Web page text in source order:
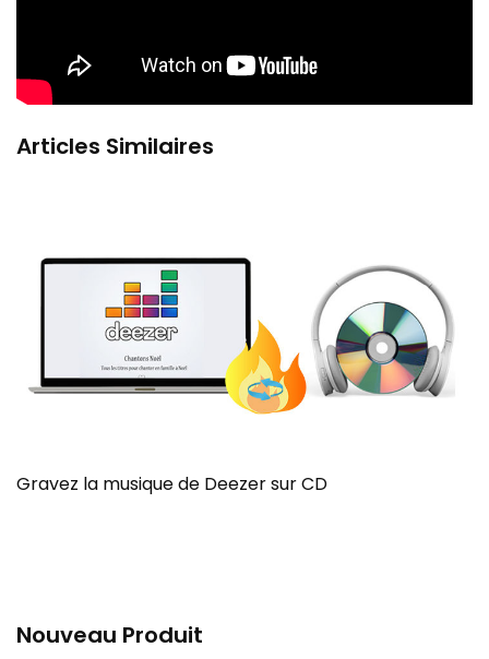
Articles Similaires
Gravez la musique de Deezer sur CD
Nouveau Produit